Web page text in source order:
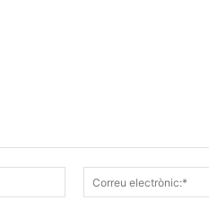
Nom:*